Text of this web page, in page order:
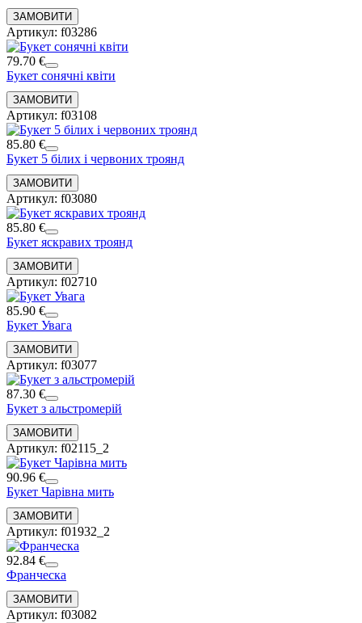
Артикул: f03286
79.70 €
Букет сонячні квіти
Артикул: f03108
85.80 €
Букет 5 білих і червоних троянд
Артикул: f03080
85.80 €
Букет яскравих троянд
Артикул: f02710
85.90 €
Букет Увага
Артикул: f03077
87.30 €
Букет з альстромерій
Артикул: f02115_2
90.96 €
Букет Чарівна мить
Артикул: f01932_2
92.84 €
Франческа
Артикул: f03082